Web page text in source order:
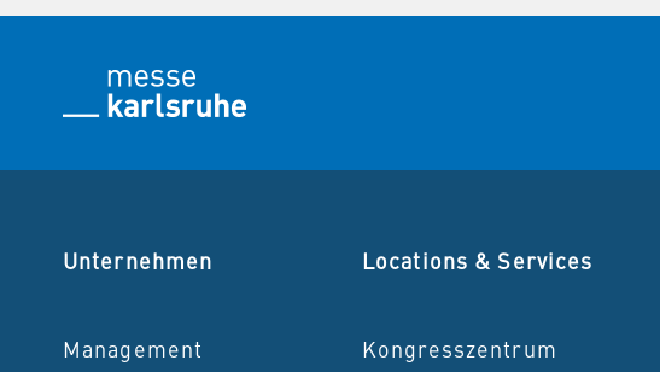
Unternehmen
Management
Locations & Services
Kongresszentrum